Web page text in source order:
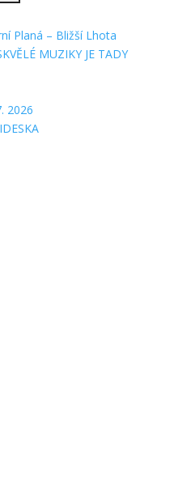
Planá – Bližší Lhota
MUZIKY JE TADY
2026